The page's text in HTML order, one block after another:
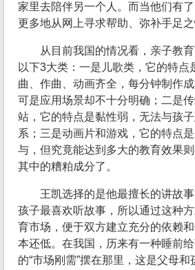
家里去陪伴另一个人。而当他们有
更多地从网上寻求帮助、弥补手足之
从目前我国的情况看，亲子教
以下3大类：一是儿歌类，它的特点
曲、作曲、动画齐全，每分钟制作
可是应用场景却不十分明确；二是
站，它的特点是黏性弱，无法与孩
系；三是动画片和游戏，它的特点
与，但究竟能达到多大的教育效果
其中的糟粕成分了。
王凯选择的是他最擅长的讲故
孩子最喜欢听故事，所以通过这种
育市场，便于双方建立充分的依赖
本还低。在我国，历来有一种睡前
的“市场刚需”摆在那里，这是父母